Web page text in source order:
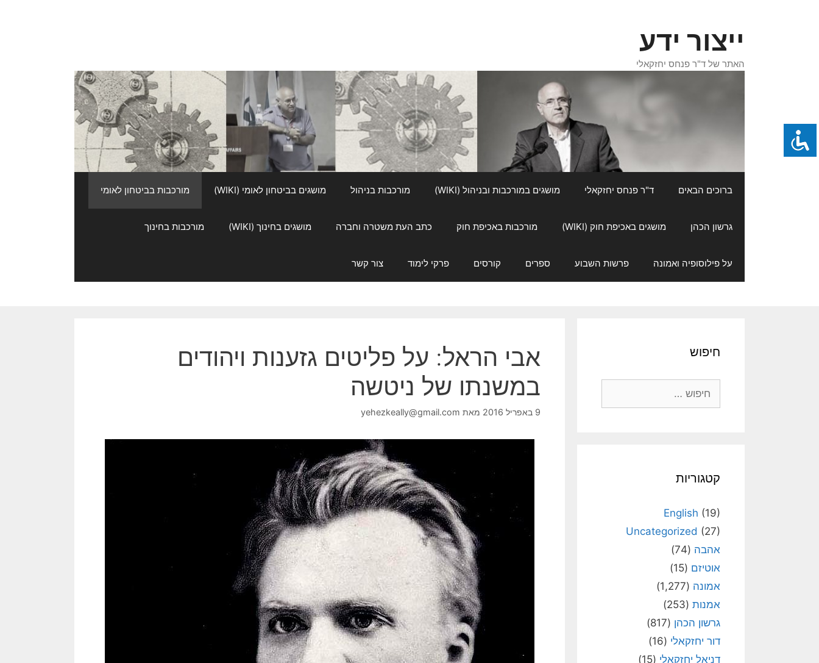
ייצור ידע
האתר של ד"ר פנחס יחזקאלי
ברוכים הבאים ד"ר פנחס יחזקאלי מושגים במורכבות ובניהול (WIKI) מורכבות בניהול מושגים בביטחון לאומי (WIKI) מורכבות בביטחון לאומי
גרשון הכהן מושגים באכיפת חוק (WIKI) מורכבות באכיפת חוק כתב העת משטרה וחברה מושגים בחינוך (WIKI) מורכבות בחינוך
על פילוסופיה ואמונה פרשות השבוע ספרים קורסים פרקי לימוד צור קשר
אבי הראל: על פליטים גזענות ויהודים
במשנתו של ניטשה
9 באפריל 2016 מאת yehezkeally@gmail.com
חיפוש
קטגוריות
English (19)
Uncategorized (27)
אהבה (74)
אוטיזם (15)
אמונה (1,277)
אמנות (253)
גרשון הכהן (817)
דור יחזקאלי (16)
דניאל יחזקאלי (15)